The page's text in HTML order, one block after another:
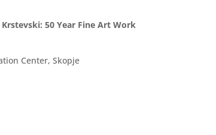
50 Year Fine Art Work
Center, Skopje